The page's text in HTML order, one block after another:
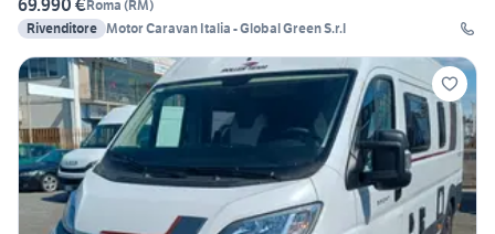
69.990 €Roma (RM)
Rivenditore Motor Caravan Italia - Global Green S.r.l